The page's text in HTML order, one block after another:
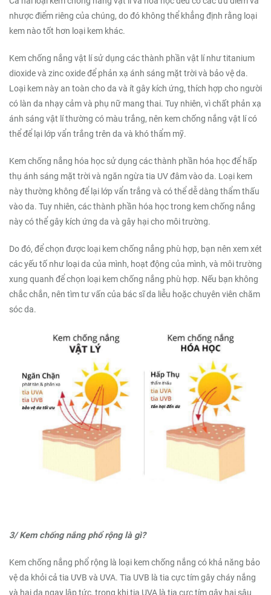
nhược điểm riêng của chúng, do đó không thể khẳng định rằng loại
kem nào tốt hơn loại kem khác.
Kem chống nắng vật lí sử dụng các thành phần vật lí như titanium
dioxide và zinc oxide để phản xạ ánh sáng mặt trời và bảo vệ da.
Loại kem này an toàn cho da và ít gây kích ứng, thích hợp cho người
có làn da nhạy cảm và phụ nữ mang thai. Tuy nhiên, vì chất phản xạ
ánh sáng vật lí thường có màu trắng, nên kem chống nắng vật lí có
thể để lại lớp vẩn trắng trên da và khó thẩm mỹ.
Kem chống nắng hóa học sử dụng các thành phần hóa học để hấp
thụ ánh sáng mặt trời và ngăn ngừa tia UV đâm vào da. Loại kem
này thường không để lại lớp vẩn trắng và có thể dễ dàng thẩm thấu
vào da. Tuy nhiên, các thành phần hóa học trong kem chống nắng
này có thể gây kích ứng da và gây hại cho môi trường.
Do đó, để chọn được loại kem chống nắng phù hợp, bạn nên xem xét
các yếu tố như loại da của mình, hoạt động của mình, và môi trường
xung quanh để chọn loại kem chống nắng phù hợp. Nếu bạn không
chắc chắn, nên tìm tư vấn của bác sĩ da liễu hoặc chuyên viên chăm
sóc da.
3/ Kem chống nắng phổ rộng là gì?
Kem chống nắng phổ rộng là loại kem chống nắng có khả năng bảo
vệ da khỏi cả tia UVB và UVA. Tia UVB là tia cực tím gây cháy nắng